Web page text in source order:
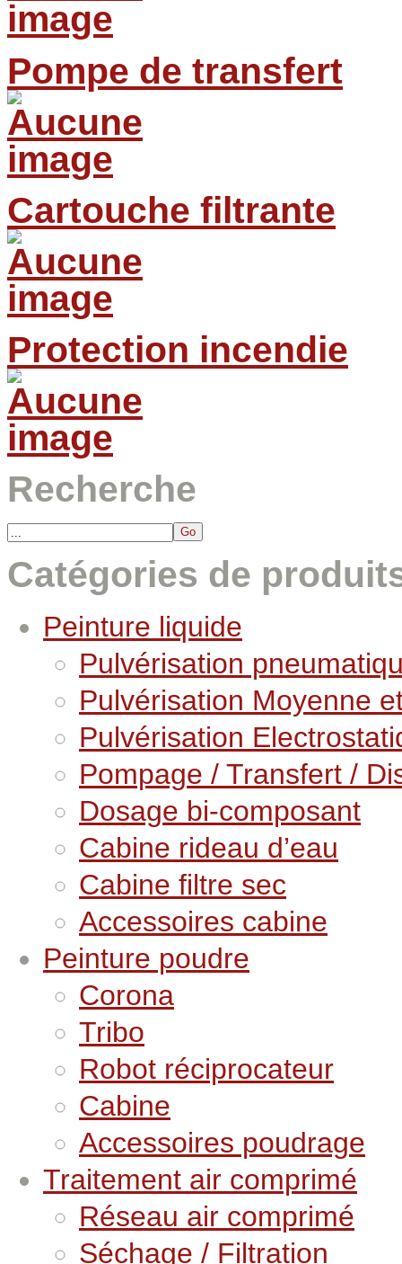
Pompe de transfert
Cartouche filtrante
Protection incendie
Recherche
Catégories de
Peinture liquide
Pulvérisation
Pulvérisation Moyenne
Pulvérisation
Pompage / Transfert /
Dosage bi-composant
Cabine rideau d’eau
Cabine filtre sec
Accessoires cabine
Peinture poudre
Corona
Tribo
Robot réciprocateur
Cabine
Accessoires poudrage
Traitement air comprimé
Réseau air comprimé
Séchage / Filtration